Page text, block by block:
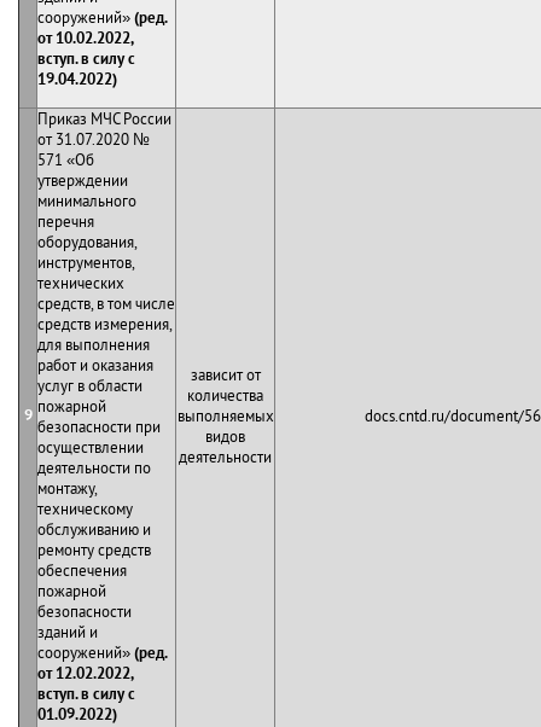
сооружений»(ред.
от 10.02.2022,
вступ. в силу с
19.04.2022)
9
Приказ МЧС России
от 31.07.2020 №
571 «Об
утверждении
минимального
перечня
оборудования,
инструментов,
технических
средств, в том числе
средств измерения,
для выполнения
работ и оказания
услуг в области
пожарной
безопасности при
осуществлении
деятельности по
монтажу,
техническому
обслуживанию и
ремонту средств
обеспечения
пожарной
безопасности
зданий и
сооружений»(ред.
от 12.02.2022,
вступ. в силу с
01.09.2022)
зависит от
количества
выполняемых
видов
деятельности
docs.cntd.ru/document/